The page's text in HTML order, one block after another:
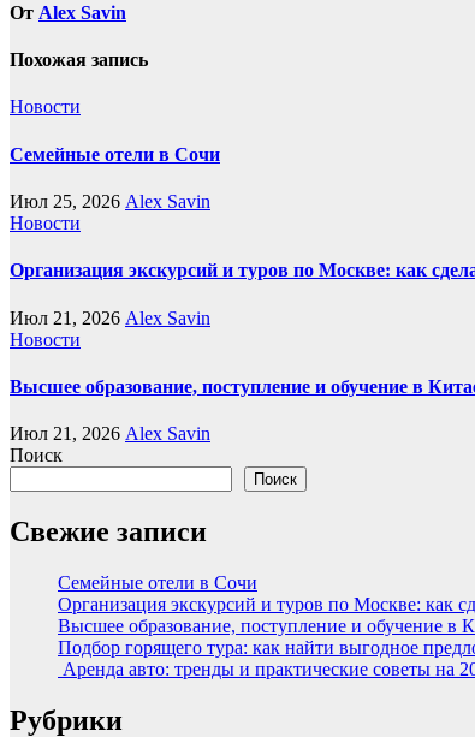
От Alex Savin
Похожая запись
Новости
Семейные отели в Сочи
Июл 25, 2026 Alex Savin
Новости
Организация экскурсий и туров по Москве: как
Июл 21, 2026 Alex Savin
Новости
Высшее образование, поступление и обучение в
Июл 21, 2026 Alex Savin
Поиск
Поиск
Свежие записи
Семейные отели в Сочи
Организация экскурсий и туров по Москве: как
Высшее образование, поступление и обучение в
Подбор горящего тура: как найти выгодное
Аренда авто: тренды и практические советы на
Рубрики